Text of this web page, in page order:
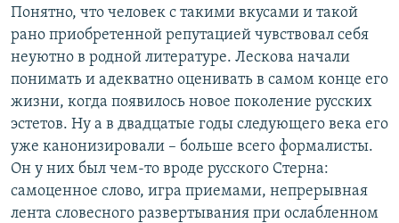
Понятно, что человек с такими вкусами и такой
рано приобретенной репутацией чувствовал себя
неуютно в родной литературе. Лескова начали
понимать и адекватно оценивать в самом конце его
жизни, когда появилось новое поколение русских
эстетов. Ну а в двадцатые годы следующего века его
уже канонизировали – больше всего формалисты.
Он у них был чем-то вроде русского Стерна:
самоценное слово, игра приемами, непрерывная
лента словесного развертывания при ослабленном